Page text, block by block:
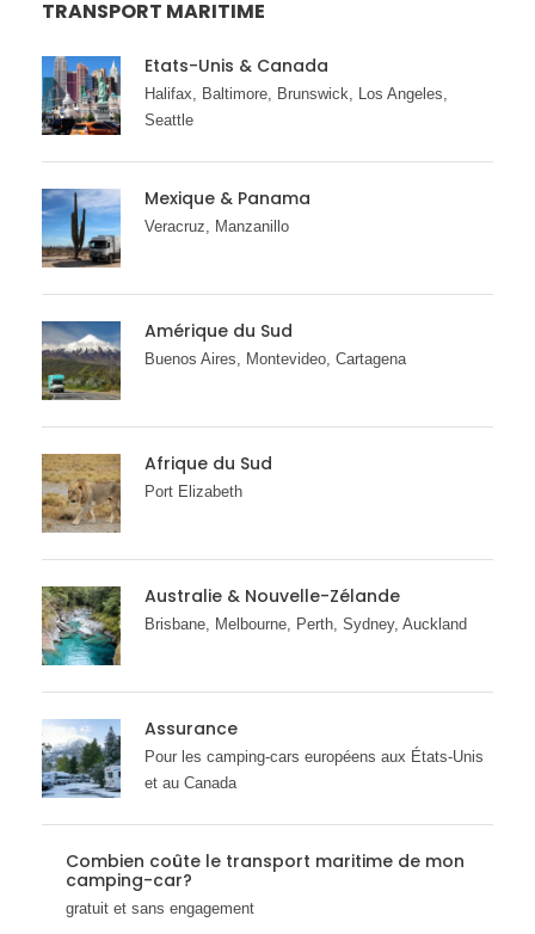
TRANSPORT MARITIME
Etats-Unis & Canada
Halifax, Baltimore, Brunswick, Los Angeles,
Seattle
Mexique & Panama
Veracruz, Manzanillo
Amérique du Sud
Buenos Aires, Montevideo, Cartagena
Afrique du Sud
Port Elizabeth
Australie & Nouvelle-Zélande
Brisbane, Melbourne, Perth, Sydney, Auckland
Assurance
Pour les camping-cars européens aux États-Unis
et au Canada
Combien coûte le transport maritime de mon
camping-car?
gratuit et sans engagement